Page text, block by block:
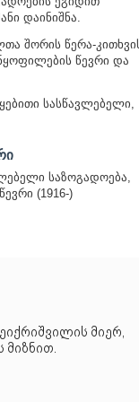
დაინიშნა.
შორის წერა-
წევრი და
სასწავლებელი,
საზოგადოება,
(1916-)
მიერ,
მიზნით.